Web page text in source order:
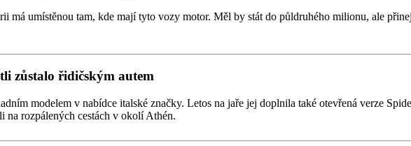
má umístěnou tam, kde mají tyto vozy motor. Měl by stát do půldruhého milionu, ale
zůstalo řidičským autem
modelem v nabídce italské značky. Letos na jaře jej doplnila také otevřená verze
na rozpálených cestách v okolí Athén.